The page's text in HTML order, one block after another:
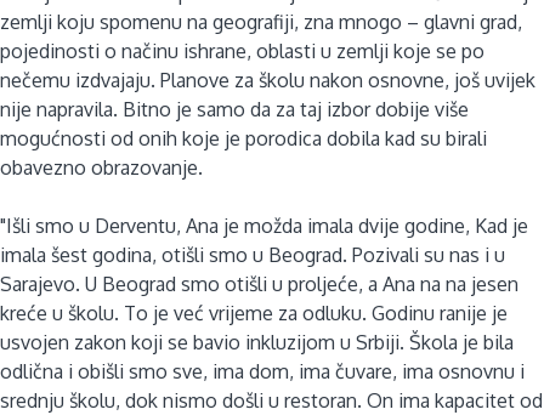
zemlji koju spomenu na geografiji, zna mnogo – glavni grad,
pojedinosti o načinu ishrane, oblasti u zemlji koje se po
nečemu izdvajaju. Planove za školu nakon osnovne, još uvijek
nije napravila. Bitno je samo da za taj izbor dobije više
mogućnosti od onih koje je porodica dobila kad su birali
obavezno obrazovanje.
"Išli smo u Derventu, Ana je možda imala dvije godine, Kad je
imala šest godina, otišli smo u Beograd. Pozivali su nas i u
Sarajevo. U Beograd smo otišli u proljeće, a Ana na na jesen
kreće u školu. To je već vrijeme za odluku. Godinu ranije je
usvojen zakon koji se bavio inkluzijom u Srbiji. Škola je bila
odlična i obišli smo sve, ima dom, ima čuvare, ima osnovnu i
srednju školu, dok nismo došli u restoran. On ima kapacitet od